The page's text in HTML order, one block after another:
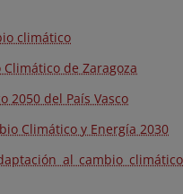
climático
de Zaragoza
2050 del País Vasco
Climático y Energía 2030
al cambio climático